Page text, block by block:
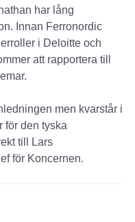
har lång
Innan Ferronordic
i Deloitte och
att rapportera till
men kvarstår i
för den tyska
till Lars
för Koncernen.